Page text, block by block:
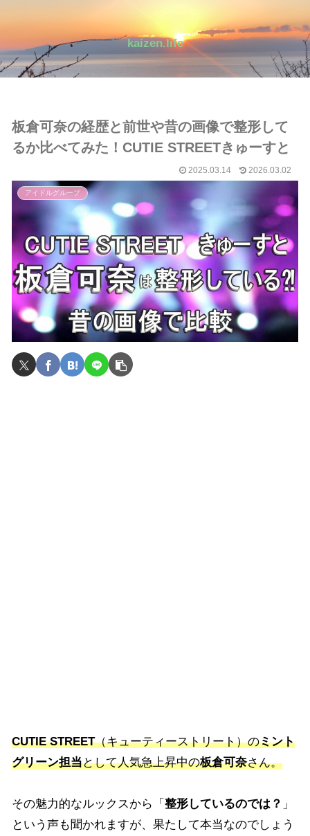
kaizen.life
板倉可奈の経歴と前世や昔の画像で整形して
るか比べてみた！CUTIE STREETきゅーすと
2025.03.14 2026.03.02
アイドルグループ
CUTIE STREET（キューティーストリート）のミント
グリーン担当として人気急上昇中の板倉可奈さん。
その魅力的なルックスから「 整形しているのでは？ 」
という声も聞かれますが、果たして本当なのでしょう